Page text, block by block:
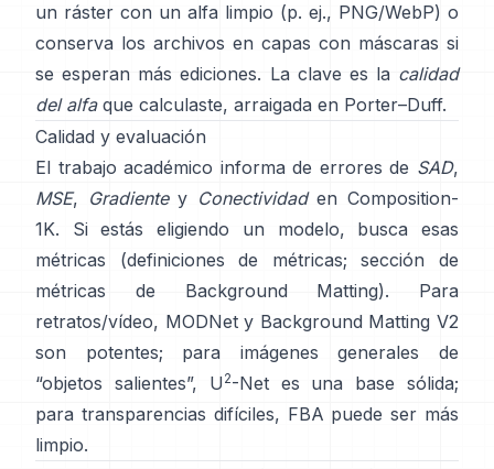
un ráster con un alfa limpio (p. ej., PNG/WebP) o
conserva los archivos en capas con máscaras si
se esperan más ediciones. La clave es la calidad
del alfaque calculaste, arraigada en Porter–Duff.
Calidad y evaluación
El trabajo académico informa de errores de SAD,
MSE, Gradientey Conectividaden Composition-
1K. Si estás eligiendo un modelo, busca esas
métricas
(definiciones de métricas;
sección de
métricas de Background Matting). Para
retratos/vídeo, MODNety Background Matting V2
son potentes; para imágenes generales de
“objetos salientes”,
U2-Netes una base sólida;
para transparencias difíciles, FBA puede ser más
limpio.